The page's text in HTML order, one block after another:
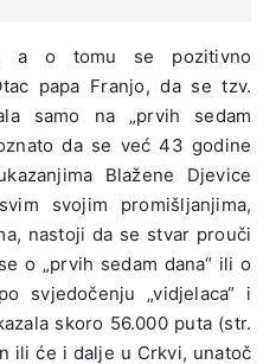
a o tomu se pozitivno
papa Franjo, da se tzv.
samo na „prvih sedam
da se već 43 godine
Blažene Djevice
svojim promišljanjima,
nastoji da se stvar prouči
o „prvih sedam dana“ ili o
svjedočenju „vidjelaca“ i
skoro 56.000 puta (str.
ili će i dalje u Crkvi, unatoč